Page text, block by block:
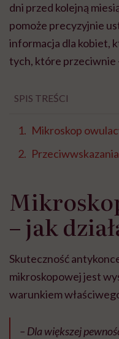
dni przed kolejną
pomoże precyzyjnie
informacja dla kobiet,
tych, które przeciwnie
SPIS TREŚCI
Mikroskop
– jak
Skuteczność
mikroskopowej jest
warunkiem
– Dla większej